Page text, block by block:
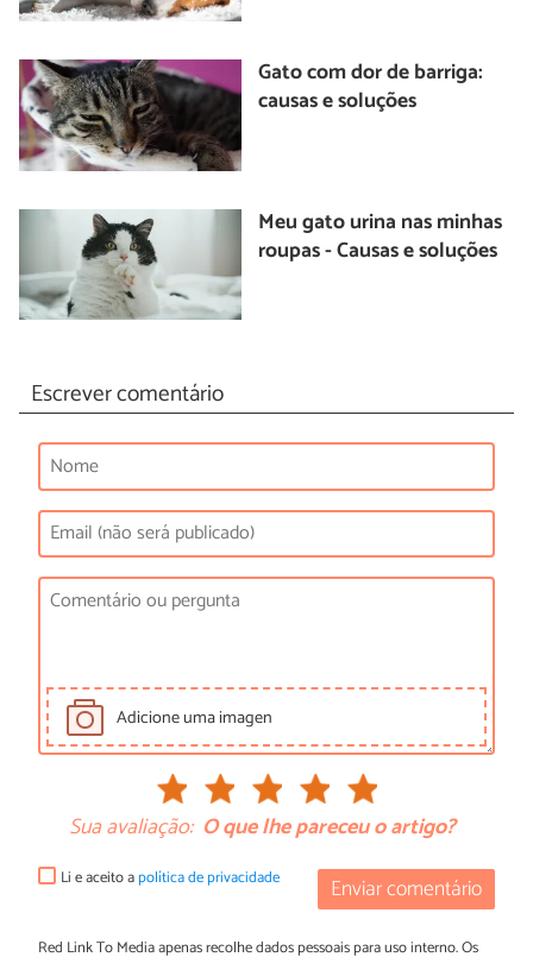
Gato com dor de barriga:
causas e soluções
Meu gato urina nas minhas
roupas - Causas e soluções
Escrever comentário
Adicione uma imagen
Sua avaliação: O que lhe pareceu o artigo?
Enviar comentário
Li e aceito apolítica de privacidade
Red Link To Media apenas recolhe dados pessoais para uso interno. Os